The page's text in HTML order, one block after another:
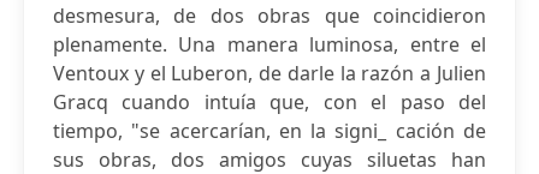
desmesura, de dos obras que coincidieron
plenamente. Una manera luminosa, entre el
Ventoux y el Luberon, de darle la razón a Julien
Gracq cuando intuía que, con el paso del
tiempo, "se acercarían, en la signi_ cación de
sus obras, dos amigos cuyas siluetas han